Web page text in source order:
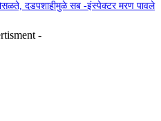
दडपशाहीमुळे सब -इंस्पेक्टर मरण पावले
-